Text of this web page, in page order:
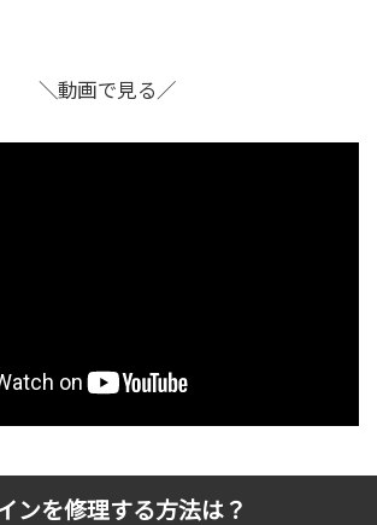
＼動画で見る／
ンを修理する方法は？